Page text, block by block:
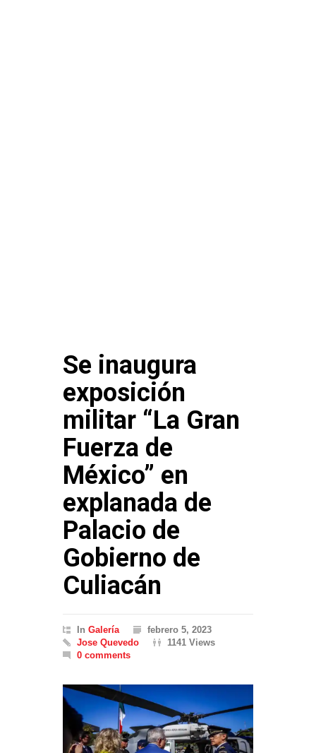
Se inaugura
exposición
militar “La Gran
Fuerza de
México” en
explanada de
Palacio de
Gobierno de
Culiacán
In Galería
febrero 5, 2023
Jose Quevedo
1141 Views
0 comments